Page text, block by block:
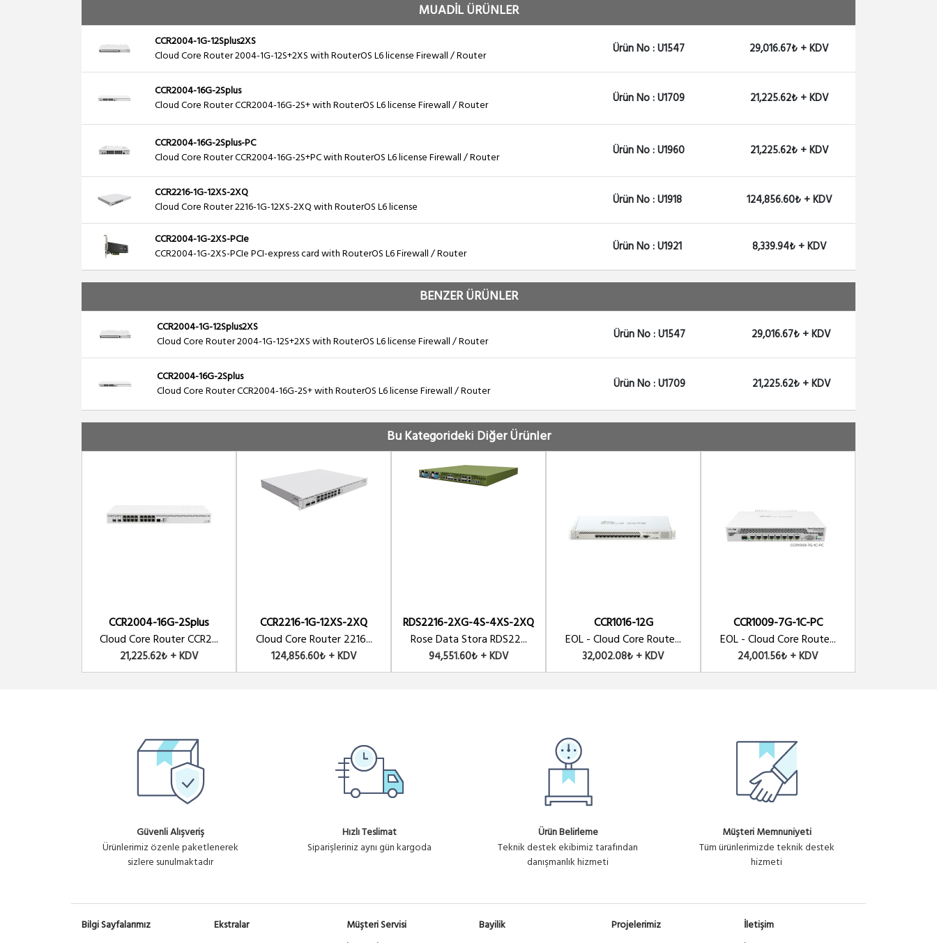
MUADİL ÜRÜNLER
CCR2004-1G-12Splus2XS
Cloud Core Router 2004-1G-12S+2XS with RouterOS L6 license Firewall / Router
Ürün No : U1547 29,016.67₺ + KDV
CCR2004-16G-2Splus
Cloud Core Router CCR2004-16G-2S+ with RouterOS L6 license Firewall / Router
Ürün No : U1709 21,225.62₺ + KDV
CCR2004-16G-2Splus-PC
Cloud Core Router CCR2004-16G-2S+PC with RouterOS L6 license Firewall / Router
Ürün No : U1960 21,225.62₺ + KDV
CCR2216-1G-12XS-2XQ
Cloud Core Router 2216-1G-12XS-2XQ with RouterOS L6 license
Ürün No : U1918 124,856.60₺ + KDV
CCR2004-1G-2XS-PCIe
CCR2004-1G-2XS-PCIe PCI-express card with RouterOS L6 Firewall / Router
Ürün No : U1921 8,339.94₺ + KDV
BENZER ÜRÜNLER
CCR2004-1G-12Splus2XS
Cloud Core Router 2004-1G-12S+2XS with RouterOS L6 license Firewall / Router
Ürün No : U1547 29,016.67₺ + KDV
CCR2004-16G-2Splus
Cloud Core Router CCR2004-16G-2S+ with RouterOS L6 license Firewall / Router
Ürün No : U1709 21,225.62₺ + KDV
Bu Kategorideki Diğer Ürünler
CCR2004-16G-2Splus
Cloud Core Router CCR2...
21,225.62₺ + KDV
CCR2216-1G-12XS-2XQ
Cloud Core Router 2216...
124,856.60₺ + KDV
RDS2216-2XG-4S-4XS-2XQ
Rose Data Stora RDS22...
94,551.60₺ + KDV
CCR1016-12G
EOL - Cloud Core Route...
32,002.08₺ + KDV
CCR1009-7G-1C-PC
EOL - Cloud Core Route...
24,001.56₺ + KDV
Güvenli Alışveriş
Ürünlerimiz özenle paketlenerek
sizlere sunulmaktadır
Hızlı Teslimat
Siparişleriniz aynı gün kargoda
Ürün Belirleme
Teknik destek ekibimiz tarafından
danışmanlık hizmeti
Müşteri Memnuniyeti
Tüm ürünlerimizde teknik destek
hizmeti
Bilgi Sayfalarımız
Ekstralar
Müşteri Servisi
Bayilik
Projelerimiz
İletişim